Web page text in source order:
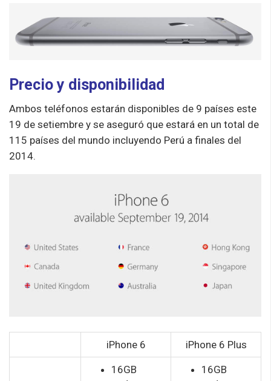
Precio y disponibilidad
Ambos teléfonos estarán disponibles de 9 países este
19 de setiembre y se aseguró que estará en un total de
115 países del mundo incluyendo Perú a finales del
2014.
iPhone 6 iPhone 6 Plus
16GB
16GB